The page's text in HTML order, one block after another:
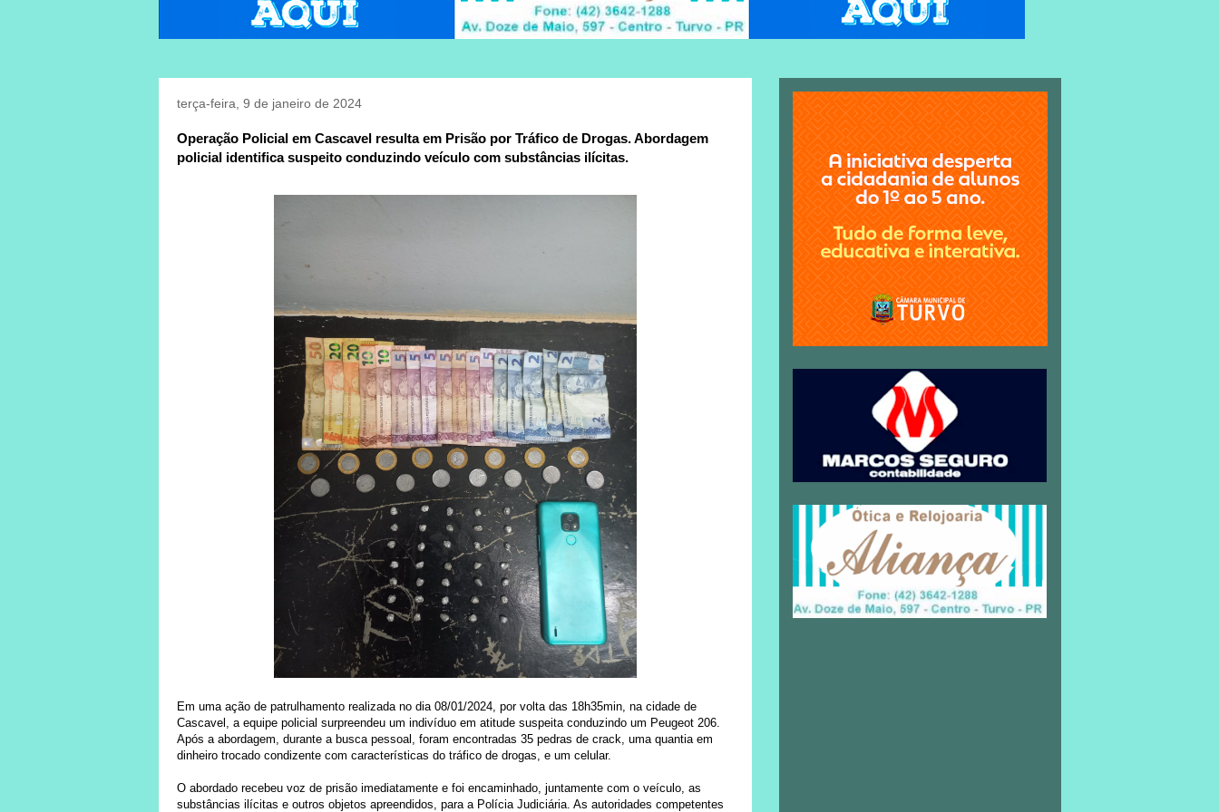
terça-feira, 9 de janeiro de 2024
Operação Policial em Cascavel resulta em Prisão por Tráfico de Drogas. Abordagem
policial identifica suspeito conduzindo veículo com substâncias ilícitas.
Em uma ação de patrulhamento realizada no dia 08/01/2024, por volta das 18h35min, na cidade de
Cascavel, a equipe policial surpreendeu um indivíduo em atitude suspeita conduzindo um Peugeot 206.
Após a abordagem, durante a busca pessoal, foram encontradas 35 pedras de crack, uma quantia em
dinheiro trocado condizente com características do tráfico de drogas, e um celular.
O abordado recebeu voz de prisão imediatamente e foi encaminhado, juntamente com o veículo, as
substâncias ilícitas e outros objetos apreendidos, para a Polícia Judiciária. As autoridades competentes